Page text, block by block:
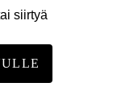
siirtyä